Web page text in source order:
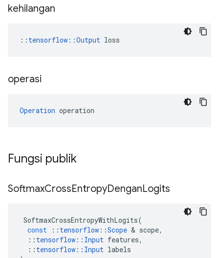
kehilangan
:: tensorflow::Output loss
operasi
Operation operation
Fungsi publik
SoftmaxCrossEntropyDenganLogits
SoftmaxCrossEntropyWithLogits(
const
:: tensorflow ::Scope & scope,
:: tensorflow :: Input features,
:: tensorflow :: Input labels